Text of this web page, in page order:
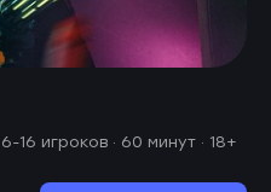
6-16 игроков · 60 минут · 18+